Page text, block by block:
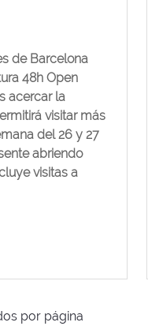
de Barcelona
48h Open
acercar la
visitar más
del 26 y 27
abriendo
visitas a
por página